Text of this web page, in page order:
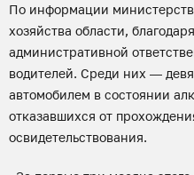
По информации
хозяйства области,
административной
водителей. Среди них —
автомобилем в состоянии
отказавшихся от
освидетельствования.